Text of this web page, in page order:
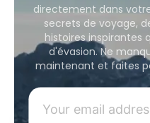
directement dans
secrets de voyage,
histoires inspirantes
d'évasion. Ne
maintenant et faites